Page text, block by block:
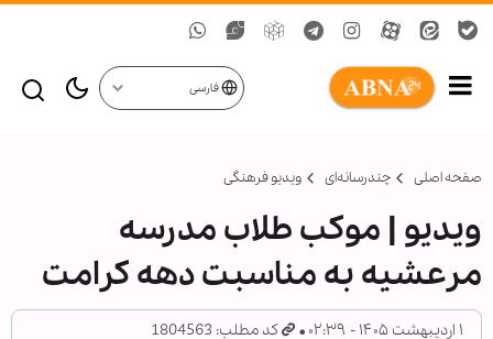
فارسی
صفحه اصلی چندرسانه‌ای ویدیو فرهنگی
ویدیو | موکب طلاب مدرسه
مرعشیه به مناسبت دهه کرامت
۱ اردیبهشت ۱۴۰۵ - ۰۲:۳۹ کد مطلب: 1804563